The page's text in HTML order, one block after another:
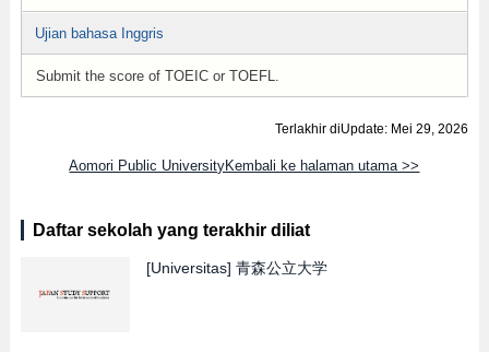
Ujian bahasa Inggris
Submit the score of TOEIC or TOEFL.
Terlakhir diUpdate: Mei 29, 2026
Aomori Public UniversityKembali ke halaman utama >>
Daftar sekolah yang terakhir diliat
[Universitas] 青森公立大学